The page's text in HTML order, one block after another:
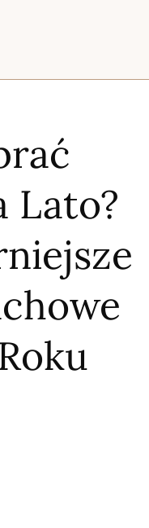
Lato?